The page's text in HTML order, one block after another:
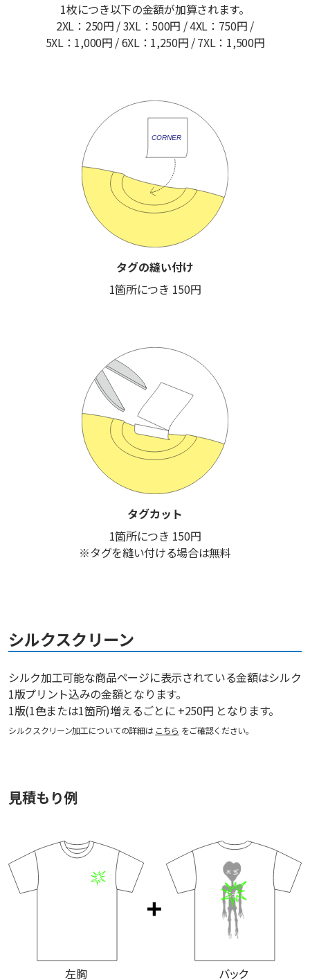
1枚につき以下の金額が加算されます。
2XL：250円 / 3XL：500円 / 4XL：750円 /
5XL：1,000円 / 6XL：1,250円 / 7XL：1,500円
タグの縫い付け
1箇所につき 150円
タグカット
1箇所につき 150円
※タグを縫い付ける場合は無料
シルクスクリーン
シルク加工可能な商品ページに表示されている金額はシルク
1版プリント込みの金額となります。
1版(1色または1箇所)増えるごとに +250円 となります。
シルクスクリーン加工についての詳細は こちら をご確認ください。
見積もり例